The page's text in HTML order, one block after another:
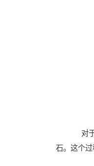
对于
石。这个